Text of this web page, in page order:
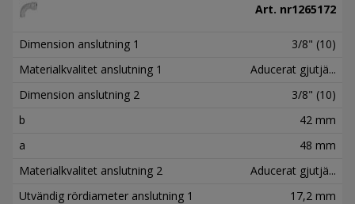
Art. nr1265172
Dimension anslutning 1
3/8" (10)
Materialkvalitet anslutning 1
Aducerat gjutjä...
Dimension anslutning 2
3/8" (10)
b
42 mm
a
48 mm
Materialkvalitet anslutning 2
Aducerat gjutjä...
Utvändig rördiameter anslutning 1
17,2 mm